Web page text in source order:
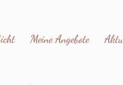
Meine Angebote